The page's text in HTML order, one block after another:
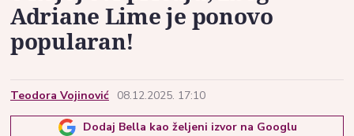
Adriane Lime je ponovo
popularan!
Teodora Vojinović 08.12.2025. 17:10
Dodaj Bella kao željeni izvor na Googlu